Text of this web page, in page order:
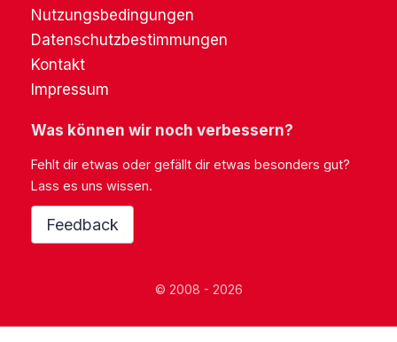
Nutzungsbedingungen
Datenschutzbestimmungen
Kontakt
Impressum
Was können wir noch verbessern?
Fehlt dir etwas oder gefällt dir etwas besonders gut?
Lass es uns wissen.
Feedback
© 2008 - 2026